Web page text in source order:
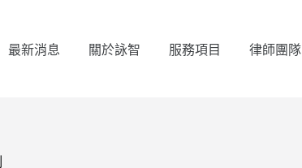
最新消息 關於詠智 服務項目 律師團隊